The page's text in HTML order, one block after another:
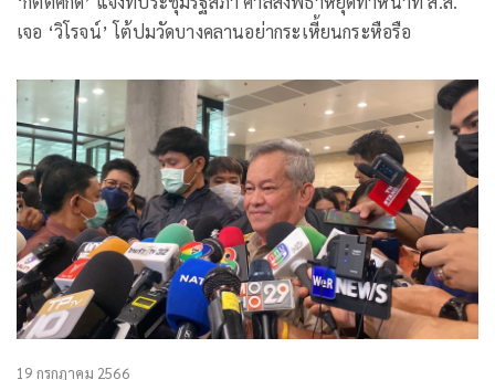
เจอ ‘วิโรจน์’ โต้ปมวัดบางคลานอย่ากระเหี้ยนกระหือรือ
19 กรกฎาคม 2566